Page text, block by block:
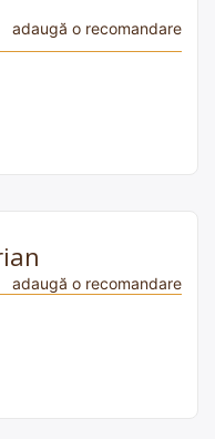
adaugă o recomandare
adaugă o recomandare